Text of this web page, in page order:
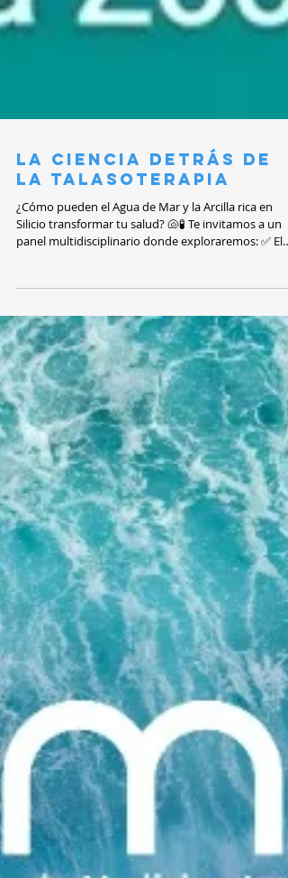
LA CIENCIA DETRÁS DE
LA TALASOTERAPIA
¿Cómo pueden el Agua de Mar y la Arcilla rica en
panel multidisciplinario donde exploraremos: ✅ El
Silicio como imán de toxinas. ✅ Protocolos seguros
de mineralización. Expertos invitados: Bióloga,
Oceanólogo, Químico-Bioquímico, Naturópata y
Médico 🗓️ Martes, 12 de Mayo de 2026 ⏰ 6:00 p.m.
(COL) / 7:00 p.m. (USA) 💻 Vía Zoom
https://us06web.zoom.us/j/88112836996?pwd=Gs